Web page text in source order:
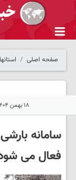
صفحه اصلی استانها
۱۸ بهمن ۱۴۰۴ - ۱۲:۰۴
سامانه
فعال می